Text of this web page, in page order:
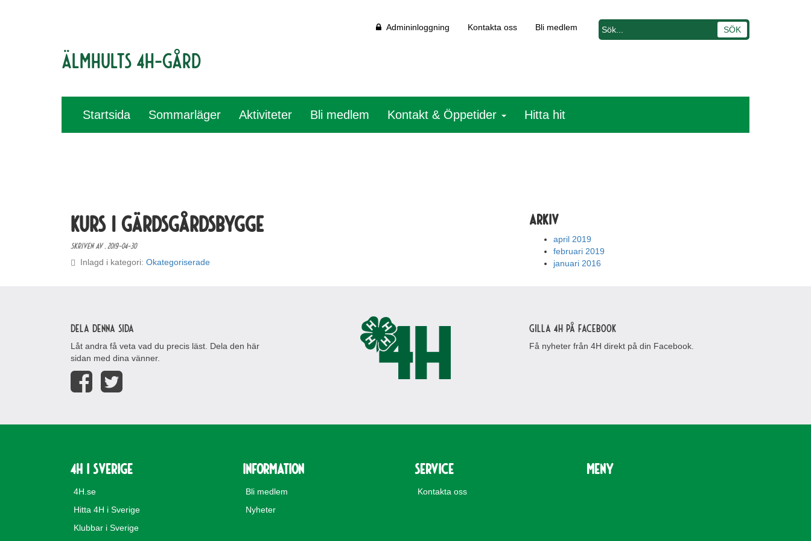
Älmhults 4H-gård
Admininloggning Kontakta oss Bli medlem
Startsida Sommarläger Aktiviteter Bli medlem Kontakt & Öppetider Hitta hit
Kurs i gärdsgårdsbygge
Skriven av ,2019-04-30
Inlagd i kategori: Okategoriserade
Arkiv
april 2019
februari 2019
januari 2016
Dela denna sida
Låt andra få veta vad du precis läst. Dela den här
sidan med dina vänner.
Gilla 4H på Facebook
Få nyheter från 4H direkt på din Facebook.
4H i Sverige
4H.se
Hitta 4H i Sverige
Klubbar i Sverige
Information
Bli medlem
Nyheter
Service
Kontakta oss
Meny